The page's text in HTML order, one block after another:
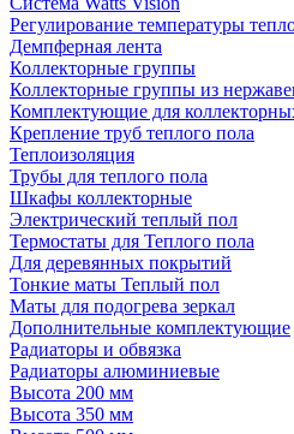
Регулирование температуры
Демпферная лента
Коллекторные группы
Коллекторные группы из
Комплектующие для
Крепление труб теплого пола
Теплоизоляция
Трубы для теплого пола
Шкафы коллекторные
Электрический теплый пол
Термостаты для Теплого пола
Для деревянных покрытий
Тонкие маты Теплый пол
Маты для подогрева зеркал
Дополнительные комплектующие
Радиаторы и обвязка
Радиаторы алюминиевые
Высота 200 мм
Высота 350 мм